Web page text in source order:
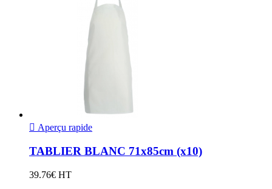
 Aperçu rapide
TABLIER BLANC 71x85cm (x10)
39.76€ HT